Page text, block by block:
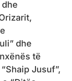
dhe
të
Jusuf”,